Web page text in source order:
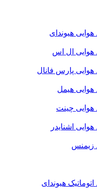
هوایی هیوندای
هوایی ال اس
هوایی پارس فانال
هوایی هیمل
هوایی چینت
اشنایدر
زیمنس
هیوندای